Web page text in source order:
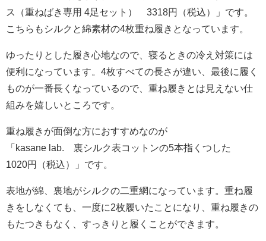
ス（重ねばき専用 4足セット） 3318円（税込）」です。
こちらもシルクと綿素材の4枚重ね履きとなっています。
ゆったりとした履き心地なので、寝るときの冷え対策には
便利になっています。4枚すべての長さが違い、最後に履く
ものが一番長くなっているので、重ね履きとは見えない仕
組みを嬉しいところです。
重ね履きが面倒な方におすすめなのが
「kasane lab. 裏シルク表コットンの5本指くつした
1020円（税込）」です。
表地が綿、裏地がシルクの二重網になっています。重ね履
きをしなくても、一度に2枚履いたことになり、重ね履きの
もたつきもなく、すっきりと履くことができます。